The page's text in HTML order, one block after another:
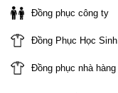
Đồng phục công ty
Đồng Phục Học Sinh
Đồng phục nhà hàng